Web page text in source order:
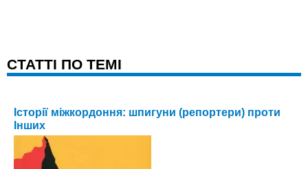
CТАТТІ ПО ТЕМІ
Історії міжкордоння: шпигуни (репортери) проти
Інших